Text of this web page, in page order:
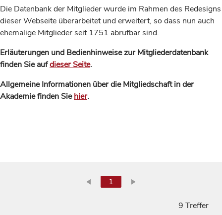
Die Datenbank der Mitglieder wurde im Rahmen des Redesigns
dieser Webseite überarbeitet und erweitert, so dass nun auch
ehemalige Mitglieder seit 1751 abrufbar sind.
Erläuterungen und Bedienhinweise zur Mitgliederdatenbank
finden Sie aufdieser Seite.
Allgemeine Informationen über die Mitgliedschaft in der
Akademie finden Siehier.
1
9 Treffer